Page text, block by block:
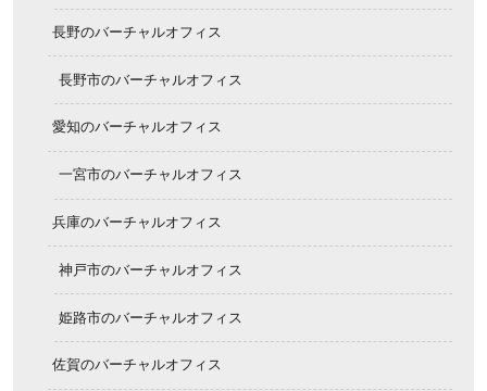
長野のバーチャルオフィス
長野市のバーチャルオフィス
愛知のバーチャルオフィス
一宮市のバーチャルオフィス
兵庫のバーチャルオフィス
神戸市のバーチャルオフィス
姫路市のバーチャルオフィス
佐賀のバーチャルオフィス